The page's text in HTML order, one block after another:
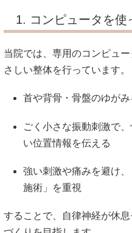
1. コンピュータを使
当院では、専用のコンピュ
さしい整体を行っています。
首や背骨・骨盤のゆが
ごく小さな振動刺激で
い位置情報を伝える
強い刺激や痛みを避け
施術」を重視
することで、自律神経が休